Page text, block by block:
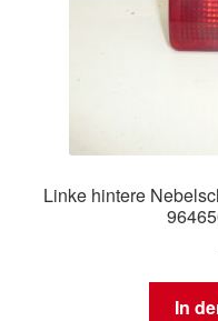
Linke hintere
In